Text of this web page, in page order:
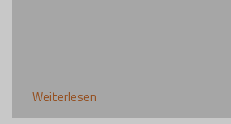
Weiterlesen